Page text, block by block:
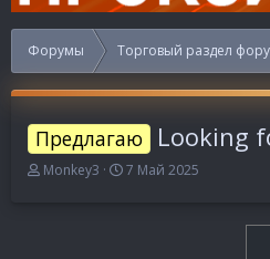
Форумы Торговый раздел
Предлагаю Looking
А
Monkey3
Д
7 Май 2025